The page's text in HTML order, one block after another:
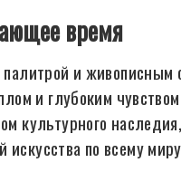
время
палитрой и
и глубоким
культурного
по всему